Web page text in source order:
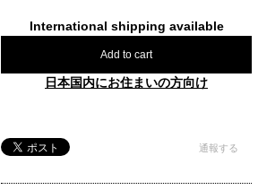
International shipping available
Add to cart
日本国内にお住まいの方向け
通報する